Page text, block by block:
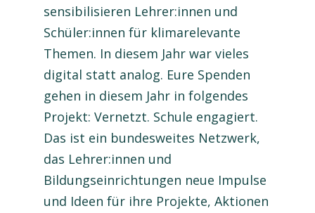
sensibilisieren Lehrer:innen und
Schüler:innen für klimarelevante
Themen. In diesem Jahr war vieles
digital statt analog. Eure Spenden
gehen in diesem Jahr in folgendes
Projekt: Vernetzt. Schule engagiert.
Das ist ein bundesweites Netzwerk,
das Lehrer:innen und
Bildungseinrichtungen neue Impulse
und Ideen für ihre Projekte, Aktionen